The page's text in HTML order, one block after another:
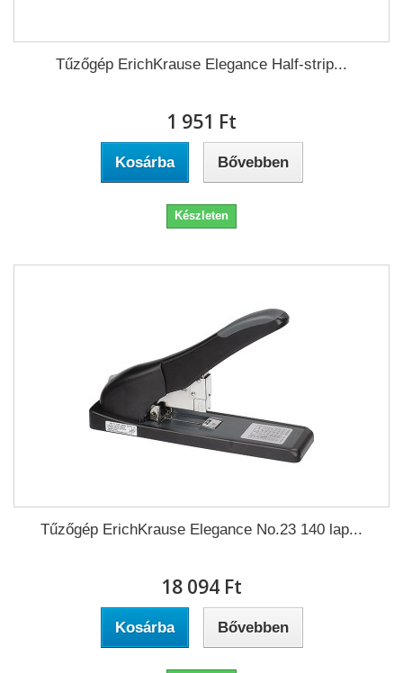
Tűzőgép ErichKrause Elegance Half-strip...
1 951 Ft‎
Kosárba Bővebben
Készleten
Tűzőgép ErichKrause Elegance No.23 140 lap...
18 094 Ft‎
Kosárba Bővebben